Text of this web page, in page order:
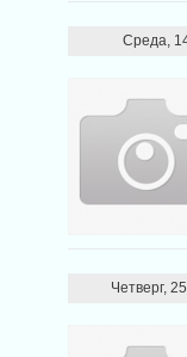
Среда,
Четверг,